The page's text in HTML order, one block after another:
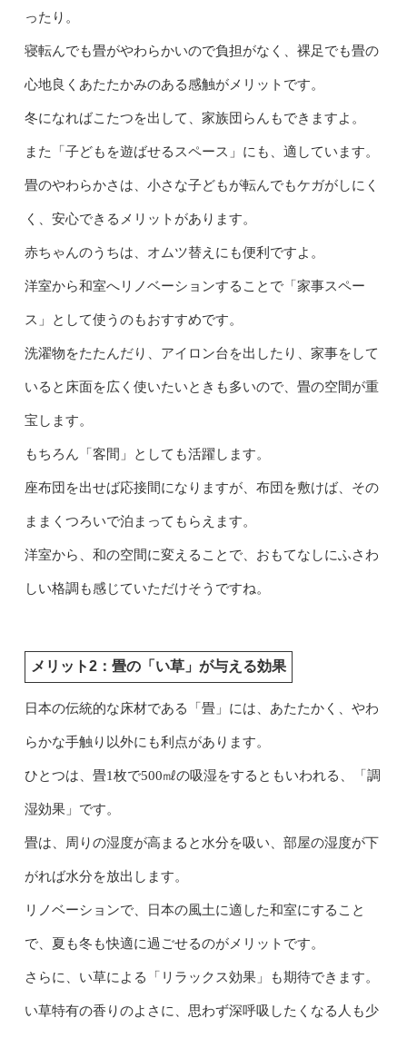
ったり。
寝転んでも畳がやわらかいので負担がなく、裸足でも畳の
心地良くあたたかみのある感触がメリットです。
冬になればこたつを出して、家族団らんもできますよ。
また「子どもを遊ばせるスペース」にも、適しています。
畳のやわらかさは、小さな子どもが転んでもケガがしにく
く、安心できるメリットがあります。
赤ちゃんのうちは、オムツ替えにも便利ですよ。
洋室から和室へリノベーションすることで「家事スペー
ス」として使うのもおすすめです。
洗濯物をたたんだり、アイロン台を出したり、家事をして
いると床面を広く使いたいときも多いので、畳の空間が重
宝します。
もちろん「客間」としても活躍します。
座布団を出せば応接間になりますが、布団を敷けば、その
ままくつろいで泊まってもらえます。
洋室から、和の空間に変えることで、おもてなしにふさわ
しい格調も感じていただけそうですね。
メリット2：畳の「い草」が与える効果
日本の伝統的な床材である「畳」には、あたたかく、やわ
らかな手触り以外にも利点があります。
ひとつは、畳1枚で500㎖の吸湿をするともいわれる、「調
湿効果」です。
畳は、周りの湿度が高まると水分を吸い、部屋の湿度が下
がれば水分を放出します。
リノベーションで、日本の風土に適した和室にすること
で、夏も冬も快適に過ごせるのがメリットです。
さらに、い草による「リラックス効果」も期待できます。
い草特有の香りのよさに、思わず深呼吸したくなる人も少